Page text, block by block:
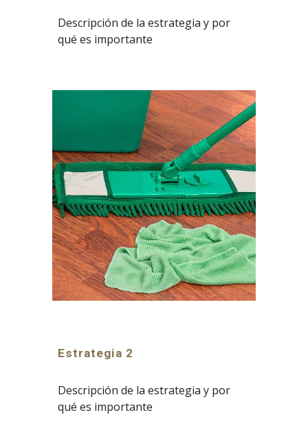
Descripción de la estrategia y por
qué es importante
Estrategia 2
Descripción de la estrategia y por
qué es importante